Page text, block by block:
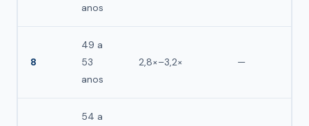
anos
8
49 a
53
anos
2,8×–3,2× —
54 a